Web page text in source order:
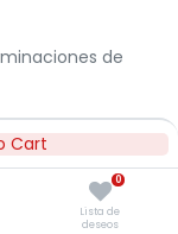
Cart
0
Lista de
deseos
de